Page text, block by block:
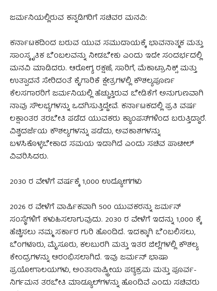
ಜರ್ಮನಿಯಲ್ಲಿರುವ ಕನ್ನಡಿಗರಿಗೆ ಸಚಿವರ ಮನವಿ:
ಕರ್ನಾಟಕದಿಂದ ಬರುವ ಯುವ ಸಮುದಾಯಕ್ಕೆ ಭಾವನಾತ್ಮಕ ಮತ್ತು
ಸಾಂಸ್ಕೃತಿಕ ಬೆಂಬಲವನ್ನು ನೀಡಬೇಕು ಎಂದು ಇದೇ ಸಂದರ್ಭದಲ್ಲಿ
ಮನವಿ ಮಾಡಿದರು. ಆರೋಗ್ಯ ರಕ್ಷಣೆ, ಸಾರಿಗೆ, ಮೆಕಾಟ್ರಾನಿಕ್ಸ್ ಮತ್ತು
ಉತ್ಪಾದನೆ ಸೇರಿದಂತೆ ಕೈಗಾರಿಕೆ ಕ್ಷೇತ್ರಗಳಲ್ಲಿ ಕೌಶಲ್ಯಪೂರ್ಣ
ಕೆಲಸಗಾರರಿಗೆ ಜರ್ಮನಿಯಲ್ಲಿ ಹೆಚ್ಚುತ್ತಿರುವ ಬೇಡಿಕೆಗೆ ಅನುಗುಣವಾಗಿ
ನಾವು ಸೌಲಭ್ಯಗಳನ್ನು ಒದಗಿಸುತ್ತಿದ್ದೇವೆ. ಕರ್ನಾಟಕದಲ್ಲಿ ಪ್ರತಿ ವರ್ಷ
ಲಕ್ಷಾಂತರ ತರಬೇತಿ ಪಡೆದ ಯುವಕರು ಕ್ಯಾಂಪಸ್‌ಗಳಿಂದ ಬರುತ್ತಿದ್ದಾರೆ.
ವಿಶ್ವದರ್ಜೆಯ ಕೌಶಲ್ಯಗಳನ್ನು ಪಡೆದು, ಅವಕಾಶಗಳನ್ನು
ಬಳಸಿಕೊಳ್ಳಬೇಕಾದ ಸಮಯ ಇದಾಗಿದೆ ಎಂದು ಸಚಿವ ಪಾಟೀಲ್‌
ವಿವರಿಸಿದರು.
2030 ರ ವೇಳೆಗೆ ವರ್ಷಕ್ಕೆ 1,000 ಉದ್ಯೋಗಗಳು
2026 ರ ವೇಳೆಗೆ ವಾರ್ಷಿಕವಾಗಿ 500 ಯುವಕರನ್ನು ಜರ್ಮನ್
ಸಂಸ್ಥೆಗಳಿಗೆ ಕಳುಹಿಸಲಾಗುವುದು. 2030 ರ ವೇಳೆಗೆ ಇದನ್ನು 1,000 ಕ್ಕೆ
ಹೆಚ್ಚಿಸಲು ನಮ್ಮ ಸರ್ಕಾರ ಗುರಿ ಹೊಂದಿದೆ. ಇದಕ್ಕಾಗಿ ಬೆಂಬಲಿಸಲು,
ಬೆಂಗಳೂರು, ಮೈಸೂರು, ಕಲಬುರಗಿ ಮತ್ತು ಇತರ ಜಿಲ್ಲೆಗಳಲ್ಲಿ ಕೌಶಲ್ಯ
ಕೇಂದ್ರಗಳನ್ನು ಆರಂಭಿಸಲಾಗಿದೆ. ಇವು ಜರ್ಮನ್ ಭಾಷಾ
ಪ್ರಯೋಗಾಲಯಗಳು, ಅಂತಾರಾಷ್ಟ್ರೀಯ ಪಠ್ಯಕ್ರಮ ಮತ್ತು ಪೂರ್ವ-
ನಿರ್ಗಮನ ತರಬೇತಿ ಮಾಡ್ಯೂಲ್‌ಗಳನ್ನು ಹೊಂದಿವೆ ಎಂದು ಸಚಿವರು